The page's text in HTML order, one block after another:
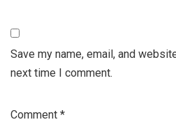
Save my name, email, and
next time I comment.
Comment *